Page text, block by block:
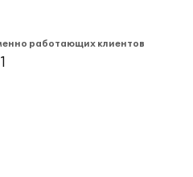
работающих клиентов